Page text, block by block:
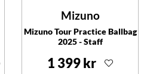
Mizuno
Mizuno Tour Practice Ballbag
2025 - Staff
1 399 kr